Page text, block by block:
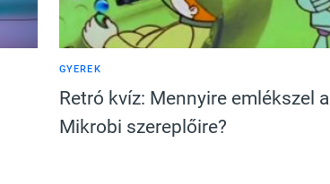
GYEREK
Retró kvíz: Mennyire emlékszel a
Mikrobi szereplőire?